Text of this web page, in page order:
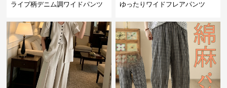
ライプ柄デニム調ワイドパンツ
ゆったりワイドフレアパンツ